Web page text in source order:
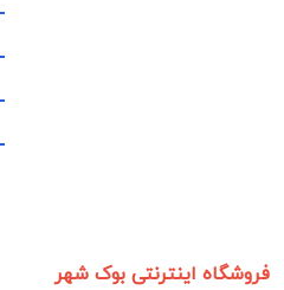
فروشگاه اینترنتی بوک شهر